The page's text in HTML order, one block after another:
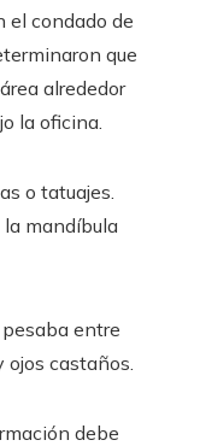
el condado de
que
alrededor
la oficina.
o tatuajes.
mandíbula
entre
castaños.
debe